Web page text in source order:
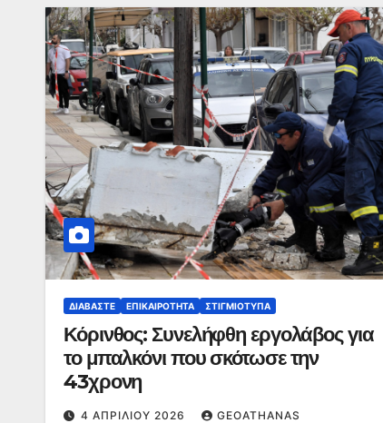
ΔΙΑΒΆΣΤΕ ΕΠΙΚΑΙΡΌΤΗΤΑ ΣΤΙΓΜΙΌΤΥΠΑ
Κόρινθος: Συνελήφθη εργολάβος για
το μπαλκόνι που σκότωσε την
43χρονη
4 ΑΠΡΙΛΊΟΥ 2026 GEOATHANAS